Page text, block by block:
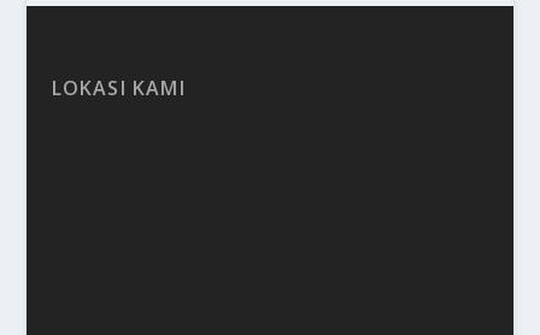
LOKASI KAMI